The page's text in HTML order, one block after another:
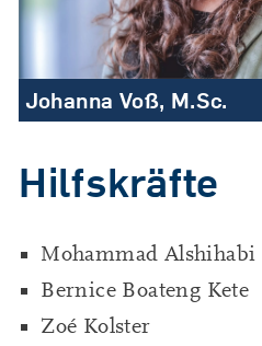
Johanna Voß, M.Sc.
Hilfskräfte
Mohammad Alshihabi
Bernice Boateng Kete
Zoé Kolster